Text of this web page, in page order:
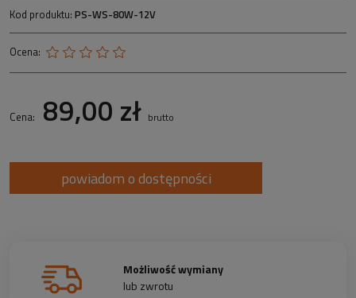
Kod produktu: PS-WS-80W-12V
Ocena:
Cena: 89,00 zł brutto
powiadom o dostępności
Możliwość wymiany
lub zwrotu